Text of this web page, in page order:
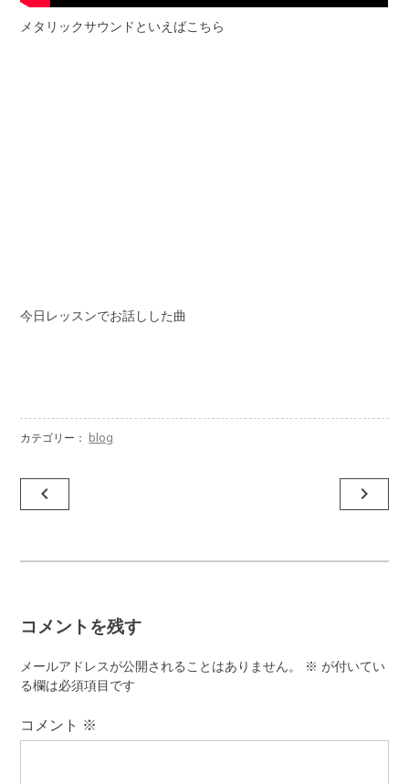
メタリックサウンドといえばこちら
今日レッスンでお話しした曲
カテゴリー： blog
投
稿
ー
シ
ョ
navigate_before navigate_next
コメントを残す
メールアドレスが公開されることはありません。 ※ が付いてい
る欄は必須項目です
コメント ※